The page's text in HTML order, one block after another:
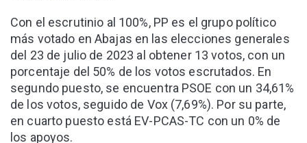
Con el escrutinio al 100%, PP es el grupo político
más votado en Abajas en las elecciones generales
del 23 de julio de 2023 al obtener 13 votos, con un
porcentaje del 50% de los votos escrutados. En
segundo puesto, se encuentra PSOE con un 34,61%
de los votos, seguido de Vox (7,69%). Por su parte,
en cuarto puesto está EV-PCAS-TC con un 0% de
los apoyos.